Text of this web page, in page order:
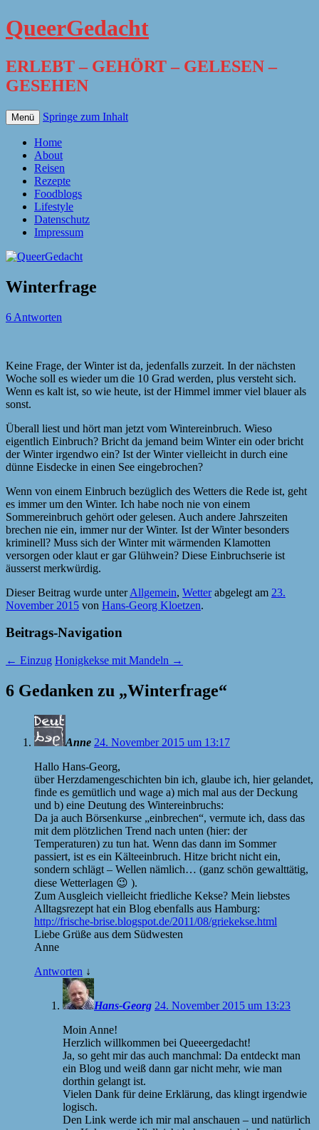
QueerGedacht
ERLEBT – GEHÖRT – GELESEN –
GESEHEN
Menü Springe zum Inhalt
Home
About
Reisen
Rezepte
Foodblogs
Lifestyle
Datenschutz
Impressum
Winterfrage
6 Antworten
Keine Frage, der Winter ist da, jedenfalls zurzeit. In der nächsten
Woche soll es wieder um die 10 Grad werden, plus versteht sich.
Wenn es kalt ist, so wie heute, ist der Himmel immer viel blauer als
sonst.
Überall liest und hört man jetzt vom Wintereinbruch. Wieso
eigentlich Einbruch? Bricht da jemand beim Winter ein oder bricht
der Winter irgendwo ein? Ist der Winter vielleicht in durch eine
dünne Eisdecke in einen See eingebrochen?
Wenn von einem Einbruch bezüglich des Wetters die Rede ist, geht
es immer um den Winter. Ich habe noch nie von einem
Sommereinbruch gehört oder gelesen. Auch andere Jahrszeiten
brechen nie ein, immer nur der Winter. Ist der Winter besonders
kriminell? Muss sich der Winter mit wärmenden Klamotten
versorgen oder klaut er gar Glühwein? Diese Einbruchserie ist
äusserst merkwürdig.
Dieser Beitrag wurde unterAllgemein, Wetterabgelegt am 23.
November 2015 von Hans-Georg Kloetzen.
Beitrags-Navigation
← Einzug Honigkekse mit Mandeln →
6 Gedanken zu „Winterfrage“
Anne 24. November 2015 um 13:17
Hallo Hans-Georg,
über Herzdamengeschichten bin ich, glaube ich, hier gelandet,
finde es gemütlich und wage a) mich mal aus der Deckung
und b) eine Deutung des Wintereinbruchs:
Da ja auch Börsenkurse „einbrechen“, vermute ich, dass das
mit dem plötzlichen Trend nach unten (hier: der
Temperaturen) zu tun hat. Wenn das dann im Sommer
passiert, ist es ein Kälteeinbruch. Hitze bricht nicht ein,
sondern schlägt – Wellen nämlich… (ganz schön gewalttätig,
diese Wetterlagen 😉 ).
Zum Ausgleich vielleicht friedliche Kekse? Mein liebstes
Alltagsrezept hat ein Blog ebenfalls aus Hamburg:
http://frische-brise.blogspot.de/2011/08/griekekse.html
Liebe Grüße aus dem Südwesten
Anne
Antworten ↓
Hans-Georg 24. November 2015 um 13:23
Moin Anne!
Herzlich willkommen bei Queeergedacht!
Ja, so geht mir das auch manchmal: Da entdeckt man
ein Blog und weiß dann gar nicht mehr, wie man
dorthin gelangt ist.
Vielen Dank für deine Erklärung, das klingt irgendwie
logisch.
Den Link werde ich mir mal anschauen – und natürlich